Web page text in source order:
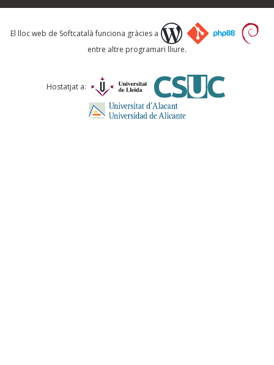
Què proposeu?
Comentari *
El lloc web de Softcatalà funciona gràcies a
entre altre programari lliure.
Hostatjat a: